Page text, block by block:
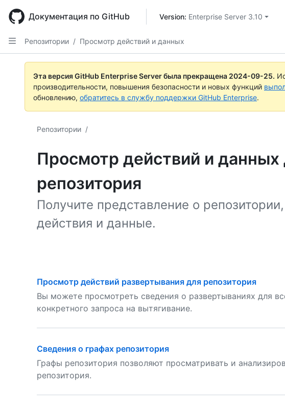
main
content
Документация по GitHub Version: Enterprise Server 3.10
Репозитории / Просмотр действий и данных
Эта версия GitHub Enterprise Server была прекращена 2024-09-25.
производительности, повышения безопасности и новых функций
обновлению, обратитесь в службу поддержки GitHub Enterprise.
Репозитории /
Просмотр действий и данных
репозитория
Получите представление о
действия и данные.
Просмотр действий развертывания для репозитория
Вы можете просмотреть сведения о развертываниях для
конкретного запроса на вытягивание.
Сведения о графах репозитория
Графы репозитория позволяют просматривать и
репозитория.